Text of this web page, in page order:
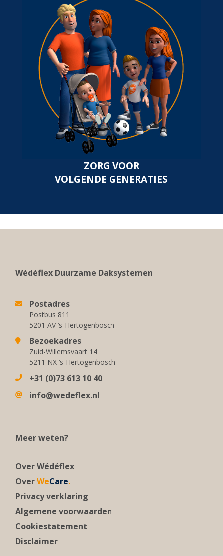
ZORG VOOR
VOLGENDE GENERATIES
Wédéflex Duurzame Daksystemen
Postadres
Postbus 811
5201 AV ‘s-Hertogenbosch
Bezoekadres
Zuid-Willemsvaart 14
5211 NX ‘s-Hertogenbosch
+31 (0)73 613 10 40
info@wedeflex.nl
Meer weten?
Over Wédéflex
OverWeCare.
Privacy verklaring
Algemene voorwaarden
Cookiestatement
Disclaimer